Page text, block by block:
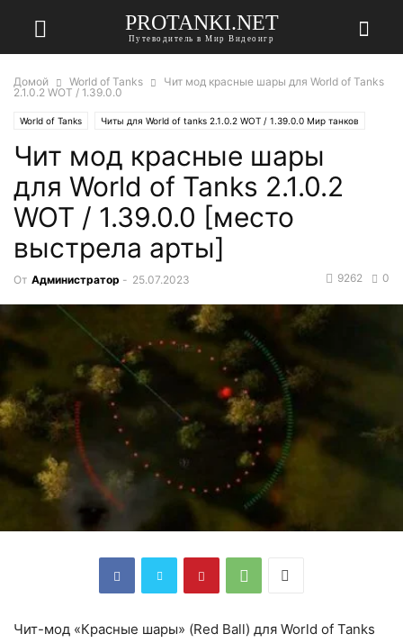
PROTANKI.NET
Путеводитель в Мир Видеоигр
Домой World of Tanks
Чит мод красные шары для World of Tanks
2.1.0.2 WOT / 1.39.0.0
World of Tanks Читы для World of tanks 2.1.0.2 WOT / 1.39.0.0 Мир танков
Чит мод красные шары
для World of Tanks 2.1.0.2
WOT / 1.39.0.0 [место
выстрела арты]
От Администратор - 25.07.2023 0
9262
Чит-мод «Красные шары» (Red Ball) для World of Tanks